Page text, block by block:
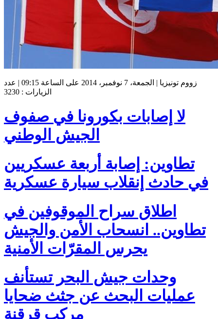
زووم تونيزيا | الجمعة، 7 نوفمبر، 2014 على الساعة 09:15 | عدد
الزيارات : 3230
لا إصابات بكورونا في صفوف
الجيش الوطني
تطاوين: إصابة أربعة عسكريين
في حادث إنقلاب سيارة عسكرية
اطلاق سراح الموقوفين في
تطاوين.. انسحاب الأمن والجيش
يحرس المقرّات الأمنية
وحدات جيش البحر تستأنف
عمليات البحث عن جثث ضحايا
مركب قرقنة